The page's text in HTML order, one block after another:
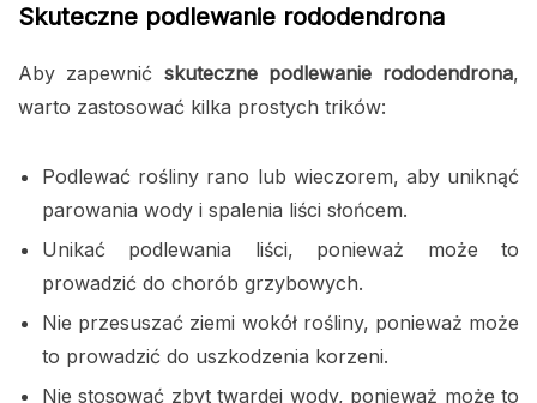
Skuteczne podlewanie rododendrona
Aby zapewnić skuteczne podlewanie rododendrona,
warto zastosować kilka prostych trików:
Podlewać rośliny rano lub wieczorem, aby uniknąć
parowania wody i spalenia liści słońcem.
Unikać podlewania liści, ponieważ może to
prowadzić do chorób grzybowych.
Nie przesuszać ziemi wokół rośliny, ponieważ może
to prowadzić do uszkodzenia korzeni.
Nie stosować zbyt twardej wody, ponieważ może to